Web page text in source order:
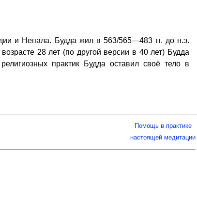
и Непала. Будда жил в 563/565—483 гг. до н.э.
28 лет (по другой версии в 40 лет) Будда
практик Будда оставил своё тело в
Помощь в практике
настоящей медитации